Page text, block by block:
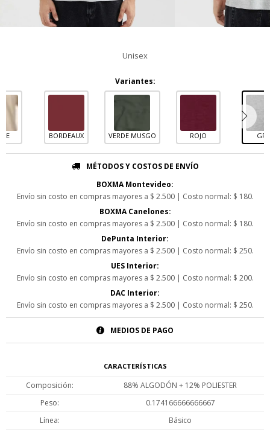
Unisex
Variantes:
BORDEAUX VERDE MUSGO ROJO
MÉTODOS Y COSTOS DE ENVÍO
BOXMA Montevideo:
Envío sin costo en compras mayores a $ 2.500 | Costo normal: $ 180.
BOXMA Canelones:
Envío sin costo en compras mayores a $ 2.500 | Costo normal: $ 180.
DePunta Interior:
Envío sin costo en compras mayores a $ 2.500 | Costo normal: $ 250.
UES Interior:
Envío sin costo en compras mayores a $ 2.500 | Costo normal: $ 200.
DAC Interior:
Envío sin costo en compras mayores a $ 2.500 | Costo normal: $ 250.
MEDIOS DE PAGO
CARACTERÍSTICAS
Composición
88% ALGODÓN + 12% POLIESTER
Peso
0.174166666666667
Línea
Básico